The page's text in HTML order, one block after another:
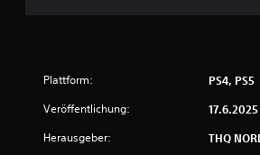
Plattform: PS4, PS5
Veröffentlichung: 17.6.2025
Herausgeber: THQ